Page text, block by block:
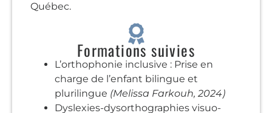
Québec.
Formations suivies
L’orthophonie inclusive : Prise en
charge de l’enfant bilingue et
plurilingue (Melissa Farkouh, 2024)
Dyslexies-dysorthographies visuo-